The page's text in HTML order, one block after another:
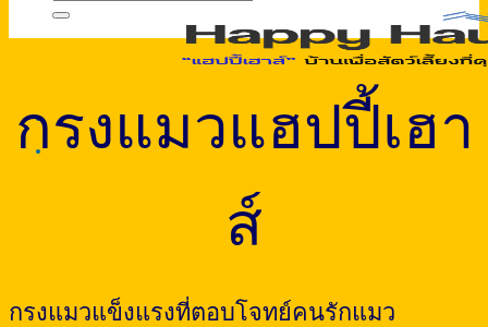
กรงแมวแฮปปี้เฮา
ส์
กรงแมวแข็งแรงที่ตอบโจทย์คนรักแมว